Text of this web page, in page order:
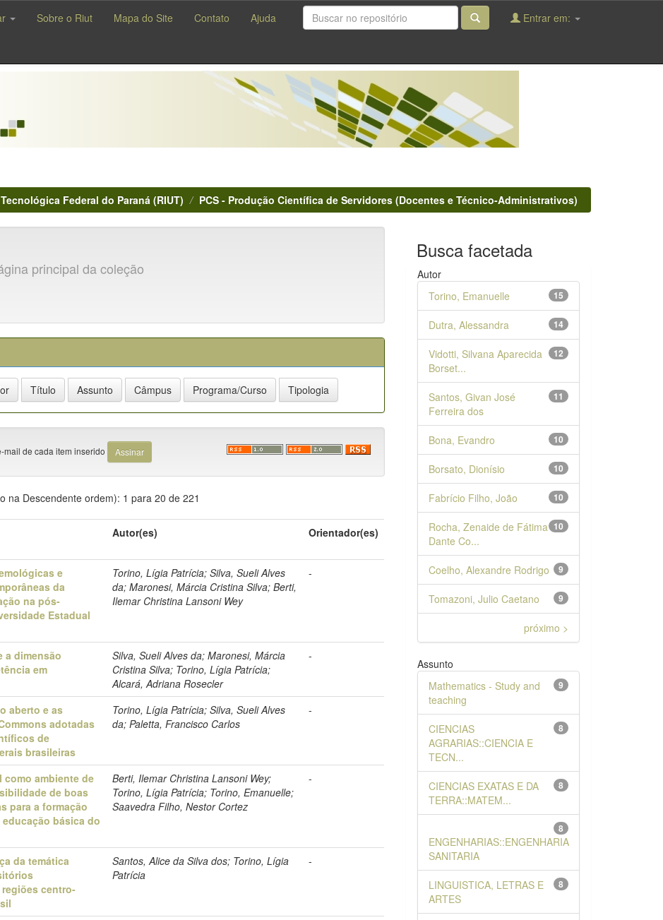
Sobre o Riut Mapa do Site Contato Ajuda Entrar em:
Federal do Paraná (RIUT) PCS - Produção Científica de Servidores (Docentes e Técnico-Administrativos)
principal da coleção
mail de cada item inserido
na Descendente ordem): 1 para 20 de 221
Autor(es) Orientador(es)
e
da
na pós-
Estadual
Torino, Lígia Patrícia; Silva, Sueli Alves
da; Maronesi, Márcia Cristina Silva; Berti,
Ilemar Christina Lansoni Wey
-
a dimensão
em
Silva, Sueli Alves da; Maronesi, Márcia
Cristina Silva; Torino, Lígia Patrícia;
Alcará, Adriana Rosecler
-
aberto e as
adotadas
de
brasileiras
Torino, Lígia Patrícia; Silva, Sueli Alves
da; Paletta, Francisco Carlos
-
ambiente de
de boas
para a formação
básica do
Berti, Ilemar Christina Lansoni Wey;
Torino, Lígia Patrícia; Torino, Emanuelle;
Saavedra Filho, Nestor Cortez
-
da temática
centro-
Santos, Alice da Silva dos; Torino, Lígia
Patrícia
-
Busca facetada
Autor
15
Torino, Emanuelle
14
Dutra, Alessandra
12
Vidotti, Silvana Aparecida
Borset...
11
Santos, Givan José
Ferreira dos
10
Bona, Evandro
10
Borsato, Dionísio
10
Fabrício Filho, João
10
Rocha, Zenaide de Fátima
Dante Co...
9
Coelho, Alexandre Rodrigo
9
Tomazoni, Julio Caetano
próximo >
Assunto
9
Mathematics - Study and
teaching
8
CIENCIAS
AGRARIAS::CIENCIA E
TECN...
8
CIENCIAS EXATAS E DA
TERRA::MATEM...
8
ENGENHARIAS::ENGENHARIA
SANITARIA
8
LINGUISTICA, LETRAS E
ARTES